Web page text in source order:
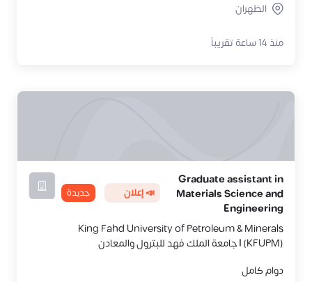
الظهران
منذ 14 ساعة تقريباً
Graduate assistant in
Materials Science and
Engineering
📣 إعلان جديدة
King Fahd University of Petroleum & Minerals
(KFUPM) | جامعة الملك فهد للبترول والمعادن
دوام كامل